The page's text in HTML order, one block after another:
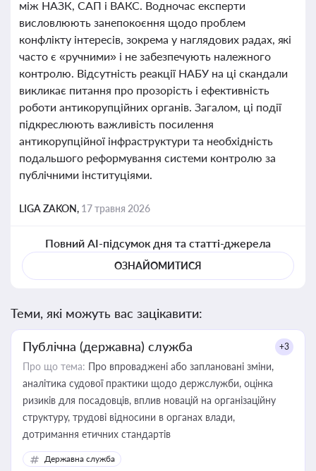
між НАЗК, САП і ВАКС. Водночас експерти
висловлюють занепокоєння щодо проблем
конфлікту інтересів, зокрема у наглядових радах, які
часто є «ручними» і не забезпечують належного
контролю. Відсутність реакції НАБУ на ці скандали
викликає питання про прозорість і ефективність
роботи антикорупційних органів. Загалом, ці події
підкреслюють важливість посилення
антикорупційної інфраструктури та необхідність
подальшого реформування системи контролю за
публічними інституціями.
LIGA ZAKON, 17 травня 2026
Повний AI-підсумок дня та статті-джерела
ОЗНАЙОМИТИСЯ
Теми, які можуть вас зацікавити:
Публічна (державна) служба +3
Про що тема: Про впроваджені або заплановані зміни,
аналітика судової практики щодо держслужби, оцінка
ризиків для посадовців, вплив новацій на організаційну
структуру, трудові відносини в органах влади,
дотримання етичних стандартів
Державна служба